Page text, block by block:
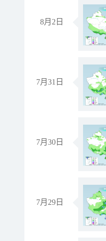
8月2日
7月31日
7月30日
7月29日